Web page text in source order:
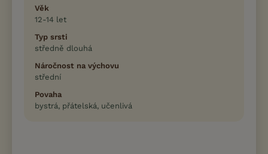
Věk
12-14 let
Typ srsti
středně dlouhá
Náročnost na výchovu
střední
Povaha
bystrá, přátelská, učenlivá